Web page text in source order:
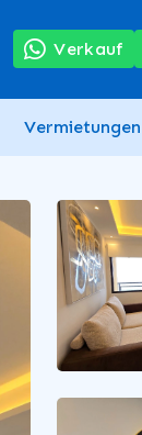
Verkauf
Vermietungen